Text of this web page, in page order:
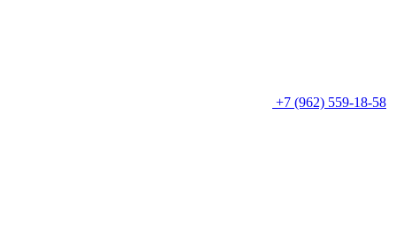
+7 (962) 559-18-58